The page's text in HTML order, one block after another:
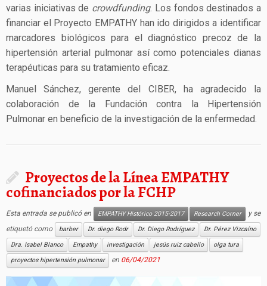
varias iniciativas de crowdfunding. Los fondos destinados a
financiar el Proyecto EMPATHY han ido dirigidos a identificar
marcadores biológicos para el diagnóstico precoz de la
hipertensión arterial pulmonar así como potenciales dianas
terapéuticas para su tratamiento eficaz.
Manuel Sánchez, gerente del CIBER, ha agradecido la
colaboración de la Fundación contra la Hipertensión
Pulmonar en beneficio de la investigación de la enfermedad.
Proyectos de la Línea EMPATHY
cofinanciados por la FCHP
Esta entrada se publicó en EMPATHY Histórico 2015-2017 Research Corner
y se
etiquetó como
barber Dr. diego Rodr Dr. Diego Rodríguez
Dr. Pérez Vizcaíno
Dra. Isabel Blanco
Empathy investigación jesús ruiz cabello
olga tura
proyectos hipertensión pulmonar
en 06/04/2021